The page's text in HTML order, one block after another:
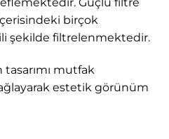
Güçlü filtre
birçok
şekilde filtrelenmektedir.
tasarımı mutfak
estetik görünüm